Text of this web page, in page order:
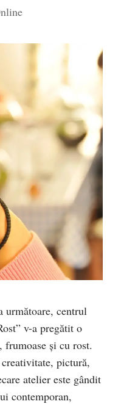
următoare, centrul
v-a pregătit o
frumoase şi cu rost.
pictură,
atelier este gândit
contemporan,